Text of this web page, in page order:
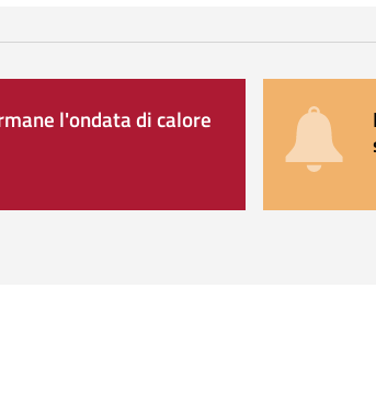
l'ondata di calore